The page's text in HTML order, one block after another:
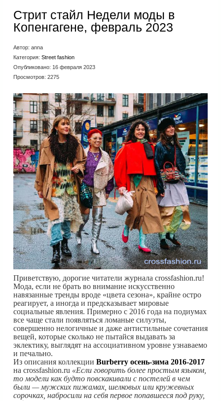
Стрит стайл Недели моды в
Копенгагене, февраль 2023
Автор: anna
Категория: Street fashion
Опубликовано: 16 февраля 2023
Просмотров: 2275
Приветствую, дорогие читатели журнала crossfashion.ru!
Мода, если не брать во внимание искусственно
навязанные тренды вроде «цвета сезона», крайне остро
реагирует, а иногда и предсказывает мировые
социальные явления. Примерно с 2016 года на подиумах
все чаще стали появляться ломаные силуэты,
совершенно нелогичные и даже антистильные сочетания
вещей, которые сколько не пытайся выдавать за
эклектику, выглядят на ассоциативном уровне узнаваемо
и печально.
Из описания коллекции Burberry осень-зима 2016-2017
на crossfashion.ru «Если говорить более простым языком,
то модели как будто повскакивали с постелей в чем
были — мужских пижамах, шелковых или кружевных
сорочках, набросили на себя первое попавшееся под руку,